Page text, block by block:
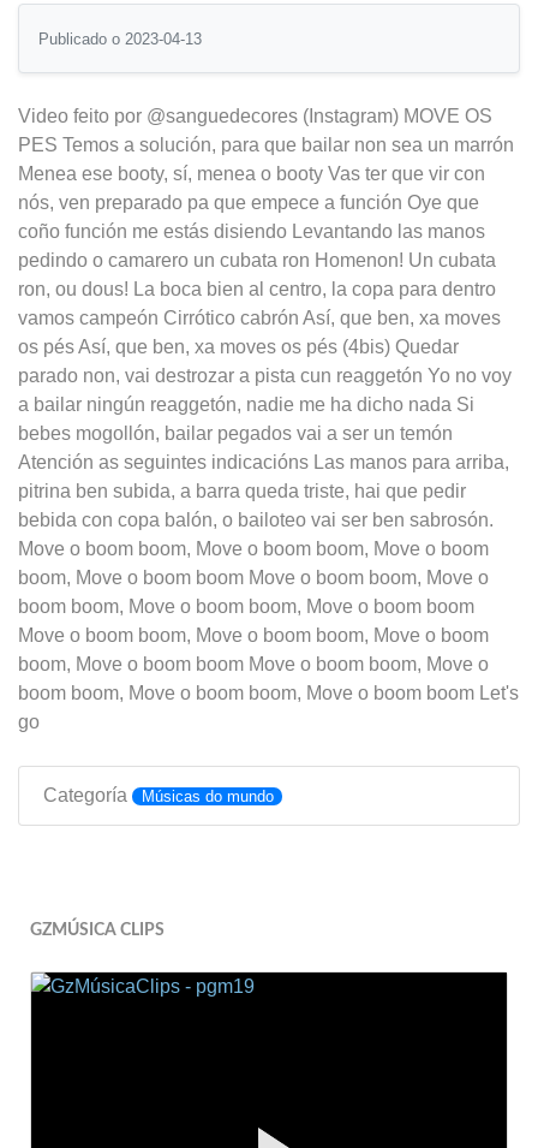
Publicado o 2023-04-13
Video feito por @sanguedecores (Instagram) MOVE OS
PES Temos a solución, para que bailar non sea un marrón
Menea ese booty, sí, menea o booty Vas ter que vir con
nós, ven preparado pa que empece a función Oye que
coño función me estás disiendo Levantando las manos
pedindo o camarero un cubata ron Homenon! Un cubata
ron, ou dous! La boca bien al centro, la copa para dentro
vamos campeón Cirrótico cabrón Así, que ben, xa moves
os pés Así, que ben, xa moves os pés (4bis) Quedar
parado non, vai destrozar a pista cun reaggetón Yo no voy
a bailar ningún reaggetón, nadie me ha dicho nada Si
bebes mogollón, bailar pegados vai a ser un temón
Atención as seguintes indicacións Las manos para arriba,
pitrina ben subida, a barra queda triste, hai que pedir
bebida con copa balón, o bailoteo vai ser ben sabrosón.
Move o boom boom, Move o boom boom, Move o boom
boom, Move o boom boom Move o boom boom, Move o
boom boom, Move o boom boom, Move o boom boom
Move o boom boom, Move o boom boom, Move o boom
boom, Move o boom boom Move o boom boom, Move o
boom boom, Move o boom boom, Move o boom boom Let's
go
Categoría Músicas do mundo
GZMÚSICA CLIPS